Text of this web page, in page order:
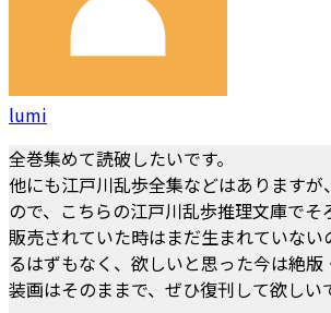
lumi
全巻集めて読破したいです。
他にも江戸川乱歩全集などはありますが
ので、こちらの江戸川乱歩推理文庫でそ
販売されていた時はまだ生まれていな
るはずもなく、欲しいと思った今は絶版
装画はそのままで、ぜひ復刊して欲しい